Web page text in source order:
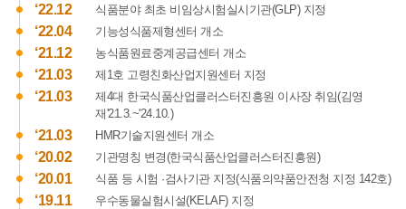
배
치
도
품
산
업
‘22.12 식품분야 최초 비임상시험실시기관(GLP) 지정
‘22.04 기능성식품제형센터 개소
‘21.12 농식품원료중계공급센터 개소
‘21.03 제1호 고령친화산업지원센터 지정
‘21.03
제4대 한국식품산업클러스터진흥원 이사장 취임(김영
재'21.3.~'24.10.)
‘21.03 HMR기술지원센터 개소
‘20.02 기관명칭 변경(한국식품산업클러스터진흥원)
‘20.01 식품 등 시험 ·검사기관 지정(식품의약품안전청 지정 142호)
‘19.11 우수동물실험시설(KELAF) 지정